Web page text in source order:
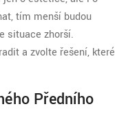
tím menší budou
situace zhorší.
a zvolte řešení, které
Předního